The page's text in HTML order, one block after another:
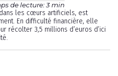
de lecture: 3 min
les cœurs artificiels, est
En difficulté financière, elle
récolter 3,5 millions d’euros d’ici